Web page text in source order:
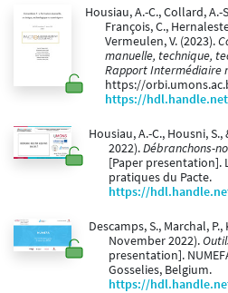
Housiau, A.-C., Collard, A.-
François, C.,
Vermeulen, V. (2023).
manuelle, technique,
Rapport Intermédiaire
https://
https://
Housiau, A.-C., Housni,
2022).Débranchons-
[Paper presentation].
pratiques du Pacte.
https://
Descamps, S., Marchal,
November 2022).
presentation].
Gosselies, Belgium.
https://